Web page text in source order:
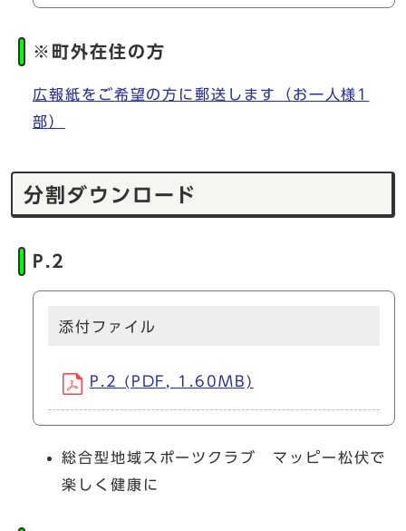
※町外在住の方
広報紙をご希望の方に郵送します（お一人様1
部）
分割ダウンロード
P.2
添付ファイル
P.2 (PDF, 1.60MB)
総合型地域スポーツクラブ マッピー松伏で
楽しく健康に